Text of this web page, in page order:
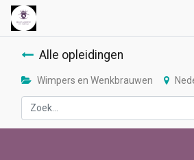
Alle opleidingen
Wimpers en Wenkbrauwen